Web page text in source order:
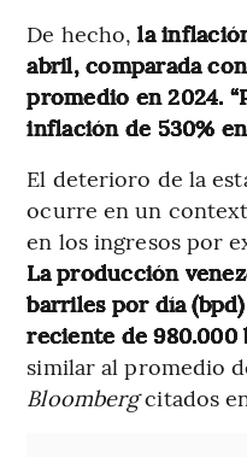
De hecho,la
abril, comparada
promedio en 2024.
inflación de 530%
El deterioro de la
ocurre en un
en los ingresos por
La producción
barriles por día
reciente de 980.000
similar al promedio
Bloombergcitados